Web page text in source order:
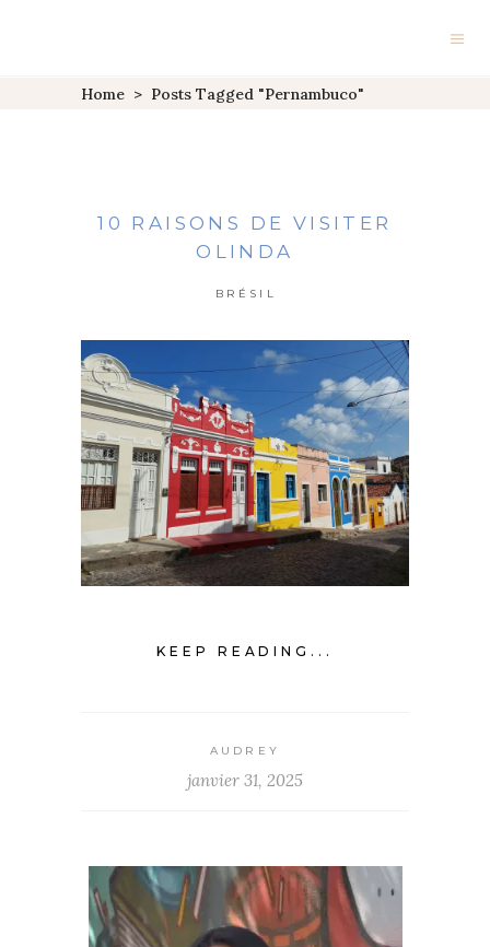
Home > Posts Tagged "Pernambuco"
10 RAISONS DE VISITER
OLINDA
BRÉSIL
KEEP READING...
AUDREY
janvier 31, 2025